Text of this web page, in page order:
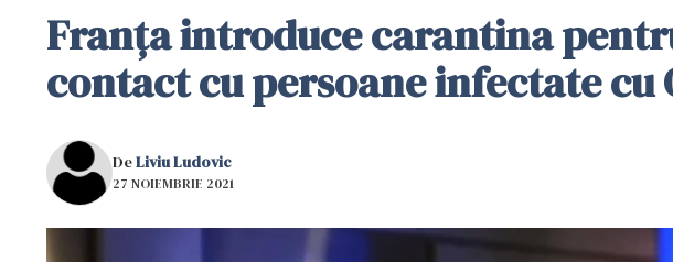
Franța introduce carantina
contact cu persoane infectate cu
DeLiviu Ludovic
27 NOIEMBRIE 2021